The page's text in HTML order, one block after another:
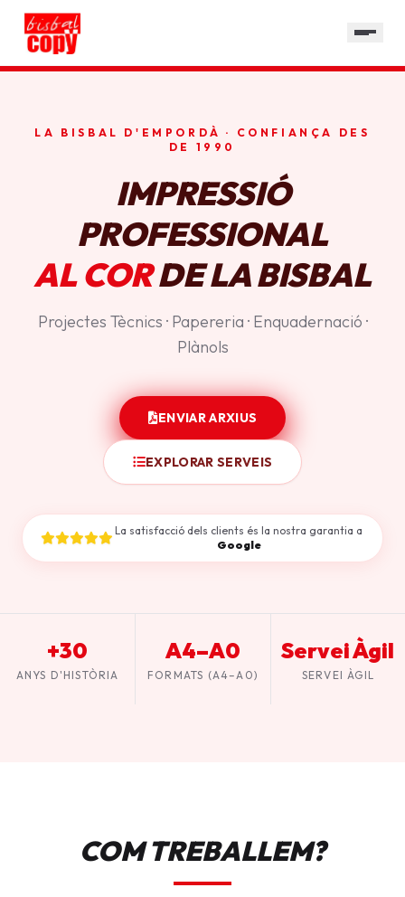
HORARI
LA BISBAL D'EMPORDÀ · CONFIANÇA DES
DE 1990
IMPRESSIÓ
PROFESSIONAL
AL CORDE LA BISBAL
Projectes Tècnics · Papereria · Enquadernació ·
Plànols
ENVIAR ARXIUS
EXPLORAR SERVEIS
La satisfacció dels clients és la nostra garantia a
Google
+30
ANYS D'HISTÒRIA
A4–A0
FORMATS (A4–A0)
Servei Àgil
SERVEI ÀGIL
COM TREBALLEM?